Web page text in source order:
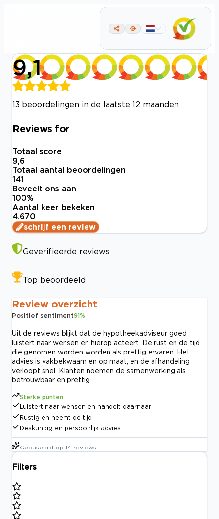
9,1
13 beoordelingen in de laatste 12 maanden
Reviews for
Totaal score
9,6
Totaal aantal beoordelingen
141
Beveelt ons aan
100%
Aantal keer bekeken
4.670
schrijf een review
Geverifieerde reviews
Top beoordeeld
Review overzicht
Positief sentiment91%
Uit de reviews blijkt dat de hypotheekadviseur goed
luistert naar wensen en hierop acteert. De rust en de tijd
die genomen worden worden als prettig ervaren. Het
advies is vakbekwaam en op maat, en de afhandeling
verloopt snel. Klanten noemen de samenwerking als
betrouwbaar en prettig.
Sterke punten
Luistert naar wensen en handelt daarnaar
Rustig en neemt de tijd
Deskundig en persoonlijk advies
Gebaseerd op 14 reviews
Filters